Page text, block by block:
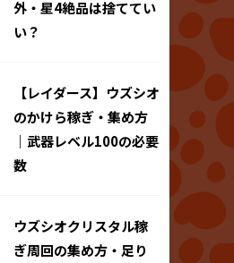
外・星4絶品は捨ててい
い？
【レイダース】ウズシオ
のかけら稼ぎ・集め方
｜武器レベル100の必要
数
ウズシオクリスタル稼
ぎ周回の集め方・足り